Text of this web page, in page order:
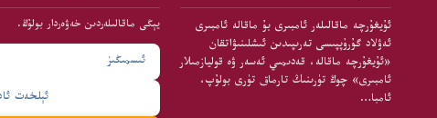
ئۇيغۇرچە ماقالىلەر ئامبىرى بۇ ماقالە ئامبىرى
ئەۋلاد گۇرۇپپىسى تەرىپىدىن ئىشلىنىۋاتقان
«ئۇيغۇرچە ماقالە، قەدىمىي ئەسەر ۋە قوليازمىلار
ئامبىرى» چوڭ تۈرىنىڭ تارماق تۈرى بولۇپ،
ئامبا…
يېڭى ماقالىلەردىن خەۋەردار بولۇڭ.